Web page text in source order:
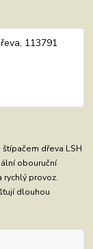
dřeva LSH
obouruční
rychlý provoz.
dlouhou